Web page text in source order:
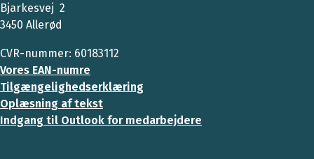
Bjarkesvej 2
3450 Allerød
CVR-nummer: 60183112
Vores EAN-numre
Tilgængelighedserklæring
Oplæsning af tekst
Indgang til Outlook for medarbejdere